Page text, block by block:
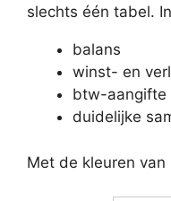
slechts één tabel.
balans
winst- en
btw-aangifte
duidelijke
Met de kleuren van